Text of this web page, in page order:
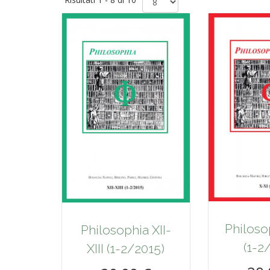
Philosophia XII-
XIII (1-2/2015)
(1-